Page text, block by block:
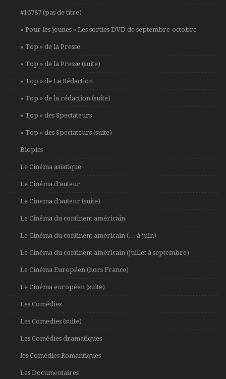
#16787 (pas de titre)
« Pour les jeunes » Les sorties DVD de septembre-octobre
« Top » de la Presse
« Top » de la Presse (suite)
« Top » de La Rédaction
« Top » de la rédaction (suite)
« Top » des Spectateurs
« Top » des Spectateurs (suite)
Biopics
Le Cinéma asiatique
Le Cinéma d’auteur
Le Cinema d’auteur (suite)
Le Cinéma du continent américain
Le Cinéma du continent américain (… à juin)
Le Cinéma du continent américain (juillet à septembre)
Le Cinéma Européen (hors France)
Le Cinéma européen (suite)
Les Comédies
Les Comedies (suite)
Les Comédies dramatiques
les Comédies Romantiques
Les Documentaires